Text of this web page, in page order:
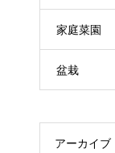
家庭菜園
盆栽
アーカイブ